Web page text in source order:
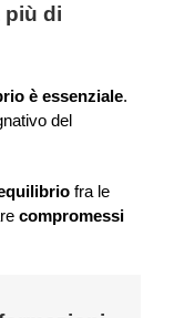
più di
è essenziale.
del
fra le
compromessi